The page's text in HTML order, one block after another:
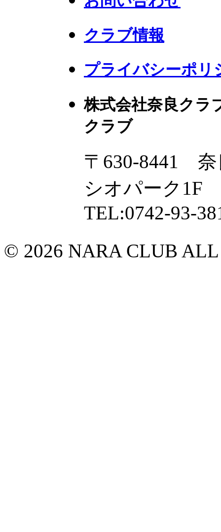
クラブ情報
プライバシーポリ
株式会社奈良ク
クラブ
〒630-8441
シオパーク1F
TEL:0742-93-
© 2026 NARA CLUB ALL